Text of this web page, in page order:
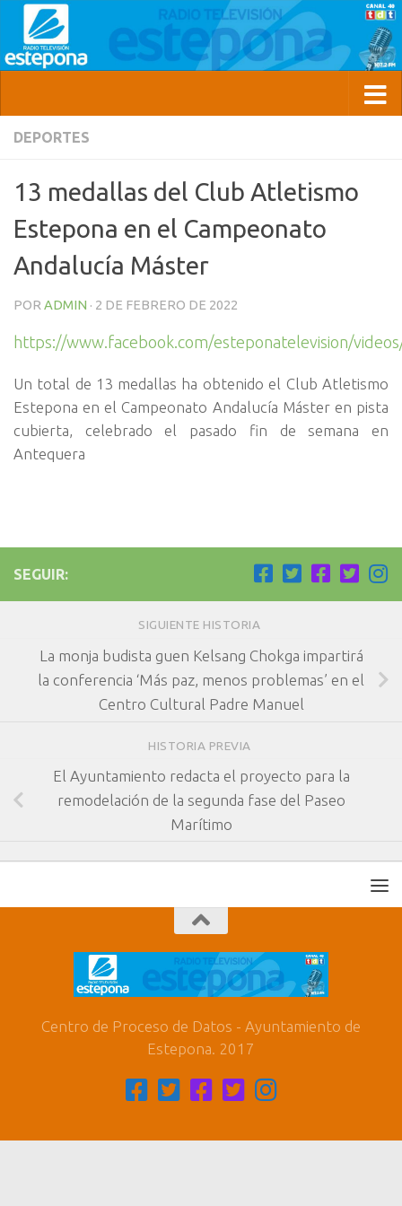
DEPORTES
13 medallas del Club Atletismo
Estepona en el Campeonato
Andalucía Máster
POR ADMIN · 2 DE FEBRERO DE 2022
https://www.facebook.com/esteponatelevision/
Un total de 13 medallas ha obtenido el Club Atletismo
Estepona en el Campeonato Andalucía Máster en pista
cubierta, celebrado el pasado fin de semana en
Antequera
SEGUIR:
SIGUIENTE HISTORIA
La monja budista guen Kelsang Chokga impartirá
la conferencia ‘Más paz, menos problemas’ en el
Centro Cultural Padre Manuel
HISTORIA PREVIA
El Ayuntamiento redacta el proyecto para la
remodelación de la segunda fase del Paseo
Marítimo
Centro de Proceso de Datos - Ayuntamiento de
Estepona. 2017